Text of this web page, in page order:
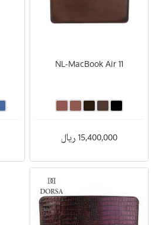
NL-MacBook Air 11
15,400,000 ریال